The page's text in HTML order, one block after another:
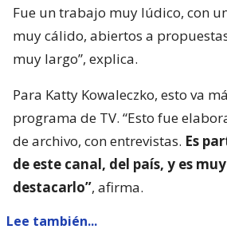
Fue un trabajo muy lúdico, con
muy cálido, abiertos a
muy largo”, explica.
Para Katty Kowaleczko, esto va
programa de TV. “Esto fue
de archivo, con entrevistas. Es
de este canal, del país, y es
destacarlo”, afirma.
Lee también...